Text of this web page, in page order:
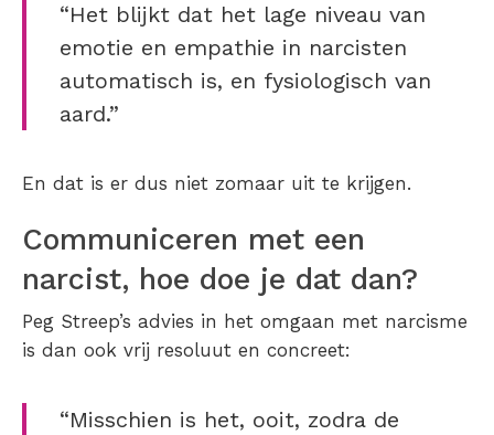
“Het blijkt dat het lage niveau van
emotie en empathie in narcisten
automatisch is, en fysiologisch van
aard.”
En dat is er dus niet zomaar uit te krijgen.
Communiceren met een
narcist, hoe doe je dat dan?
Peg Streep’s advies in het omgaan met narcisme
is dan ook vrij resoluut en concreet:
“Misschien is het, ooit, zodra de